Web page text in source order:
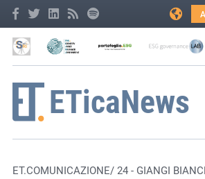
ET.COMUNICAZIONE/ 24 - GIANGI